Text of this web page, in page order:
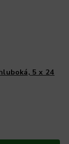
5 x 24